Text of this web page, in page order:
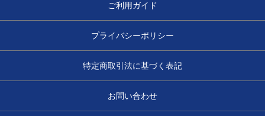
ご利用ガイド
プライバシーポリシー
特定商取引法に基づく表記
お問い合わせ